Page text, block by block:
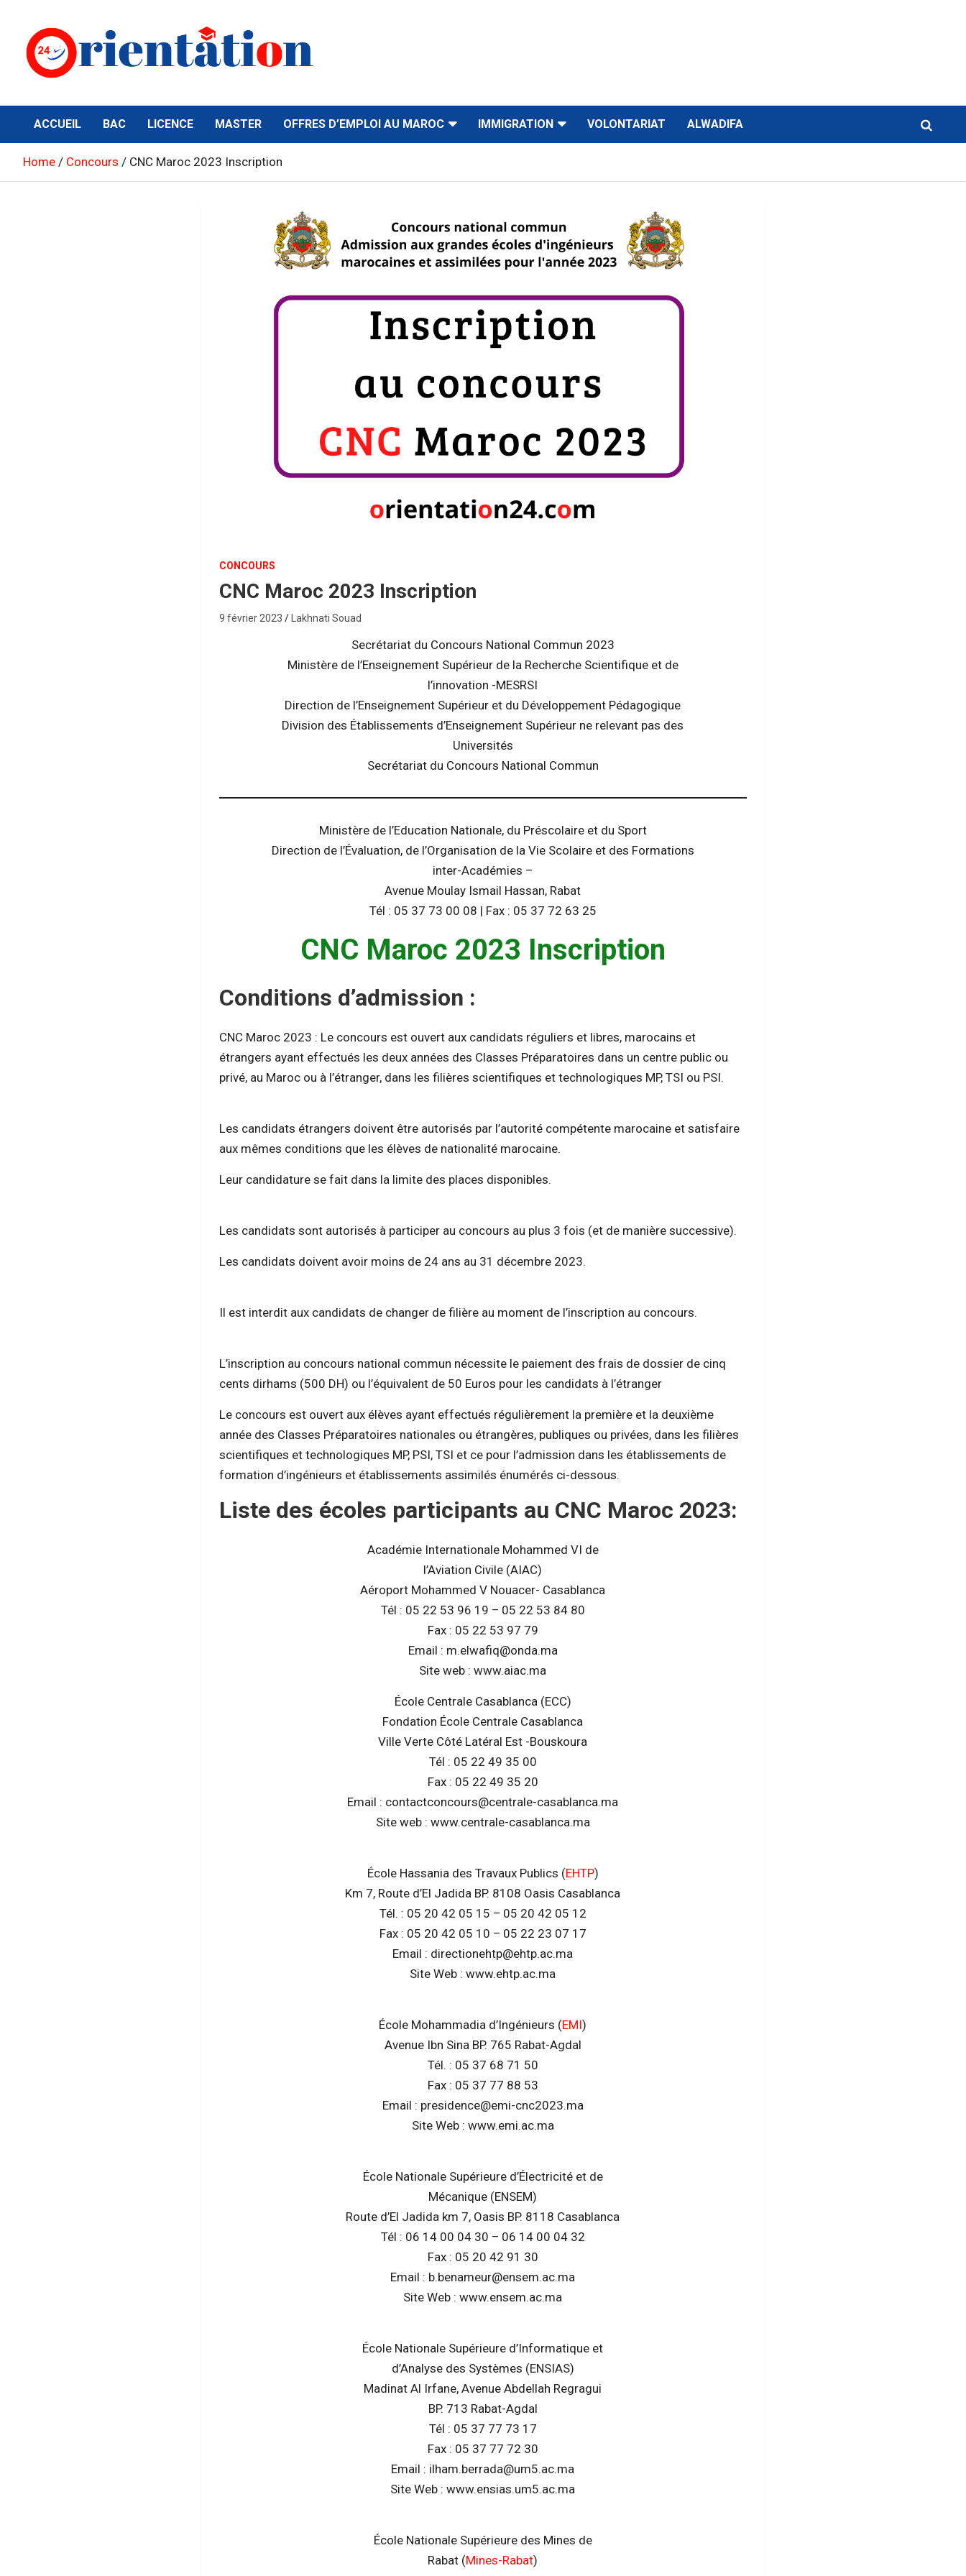
content
Orientation24
ACCUEIL BAC LICENCE MASTER OFFRES D’EMPLOI AU MAROC IMMIGRATION VOLONTARIAT ALWADIFA
Home Concours CNC Maroc 2023 Inscription
CONCOURS
CNC Maroc 2023 Inscription
9 février 2023 Lakhnati Souad
Secrétariat du Concours National Commun 2023
Ministère de l’Enseignement Supérieur de la Recherche Scientifique et de
l’innovation -MESRSI
Direction de l’Enseignement Supérieur et du Développement Pédagogique
Division des Établissements d’Enseignement Supérieur ne relevant pas des
Universités
Secrétariat du Concours National Commun
Ministère de l’Education Nationale, du Préscolaire et du Sport
Direction de l’Évaluation, de l’Organisation de la Vie Scolaire et des Formations
inter-Académies –
Avenue Moulay Ismail Hassan, Rabat
Tél : 05 37 73 00 08 | Fax : 05 37 72 63 25
CNC Maroc 2023 Inscription
Conditions d’admission :
CNC Maroc 2023 : Le concours est ouvert aux candidats réguliers et libres, marocains et
étrangers ayant effectués les deux années des Classes Préparatoires dans un centre public ou
privé, au Maroc ou à l’étranger, dans les filières scientifiques et technologiques MP, TSI ou PSI.
Les candidats étrangers doivent être autorisés par l’autorité compétente marocaine et satisfaire
aux mêmes conditions que les élèves de nationalité marocaine.
Leur candidature se fait dans la limite des places disponibles.
Les candidats sont autorisés à participer au concours au plus 3 fois (et de manière successive).
Les candidats doivent avoir moins de 24 ans au 31 décembre 2023.
Il est interdit aux candidats de changer de filière au moment de l’inscription au concours.
L’inscription au concours national commun nécessite le paiement des frais de dossier de cinq
cents dirhams (500 DH) ou l’équivalent de 50 Euros pour les candidats à l’étranger
Le concours est ouvert aux élèves ayant effectués régulièrement la première et la deuxième
année des Classes Préparatoires nationales ou étrangères, publiques ou privées, dans les filières
scientifiques et technologiques MP, PSI, TSI et ce pour l’admission dans les établissements de
formation d’ingénieurs et établissements assimilés énumérés ci-dessous.
Liste des écoles participants au CNC Maroc 2023:
Académie Internationale Mohammed VI de
l’Aviation Civile (AIAC)
Aéroport Mohammed V Nouacer- Casablanca
Tél : 05 22 53 96 19 – 05 22 53 84 80
Fax : 05 22 53 97 79
Email : m.elwafiq@onda.ma
Site web : www.aiac.ma
École Centrale Casablanca (ECC)
Fondation École Centrale Casablanca
Ville Verte Côté Latéral Est -Bouskoura
Tél : 05 22 49 35 00
Fax : 05 22 49 35 20
Email : contactconcours@centrale-casablanca.ma
Site web : www.centrale-casablanca.ma
École Hassania des Travaux Publics (EHTP)
Km 7, Route d’El Jadida BP. 8108 Oasis Casablanca
Tél. : 05 20 42 05 15 – 05 20 42 05 12
Fax : 05 20 42 05 10 – 05 22 23 07 17
Email : directionehtp@ehtp.ac.ma
Site Web : www.ehtp.ac.ma
École Mohammadia d’Ingénieurs (EMI)
Avenue Ibn Sina BP. 765 Rabat-Agdal
Tél. : 05 37 68 71 50
Fax : 05 37 77 88 53
Email : presidence@emi-cnc2023.ma
Site Web : www.emi.ac.ma
École Nationale Supérieure d’Électricité et de
Mécanique (ENSEM)
Route d’El Jadida km 7, Oasis BP. 8118 Casablanca
Tél : 06 14 00 04 30 – 06 14 00 04 32
Fax : 05 20 42 91 30
Email : b.benameur@ensem.ac.ma
Site Web : www.ensem.ac.ma
École Nationale Supérieure d’Informatique et
d’Analyse des Systèmes (ENSIAS)
Madinat Al Irfane, Avenue Abdellah Regragui
BP. 713 Rabat-Agdal
Tél : 05 37 77 73 17
Fax : 05 37 77 72 30
Email : ilham.berrada@um5.ac.ma
Site Web : www.ensias.um5.ac.ma
École Nationale Supérieure des Mines de
Rabat (Mines-Rabat)